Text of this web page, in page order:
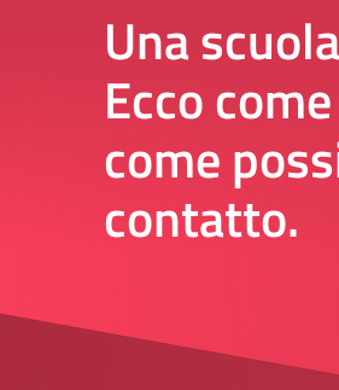
Una
Ecco
come
contatto.